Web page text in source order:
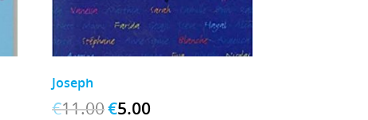
Joseph
€11.00€5.00